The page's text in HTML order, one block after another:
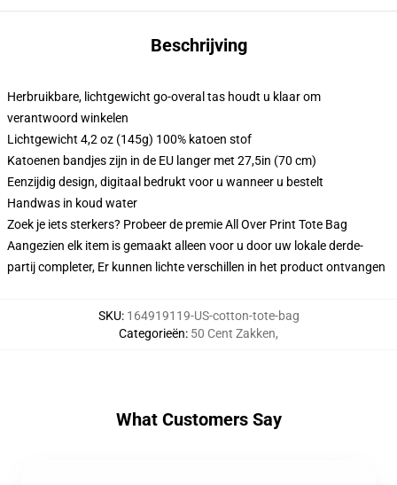
Beschrijving
Herbruikbare, lichtgewicht go-overal tas houdt u klaar om
verantwoord winkelen
Lichtgewicht 4,2 oz (145g) 100% katoen stof
Katoenen bandjes zijn in de EU langer met 27,5in (70 cm)
Eenzijdig design, digitaal bedrukt voor u wanneer u bestelt
Handwas in koud water
Zoek je iets sterkers? Probeer de premie All Over Print Tote Bag
Aangezien elk item is gemaakt alleen voor u door uw lokale derde-
partij completer, Er kunnen lichte verschillen in het product ontvangen
SKU: 164919119-US-cotton-tote-bag
Categorieën: 50 Cent Zakken,
What Customers Say